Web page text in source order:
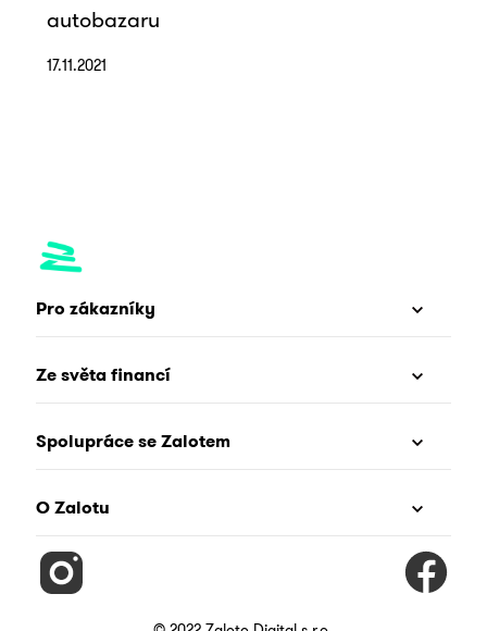
autobazaru
17.11.2021
Pro zákazníky
Ze světa financí
Spolupráce se Zalotem
O Zalotu